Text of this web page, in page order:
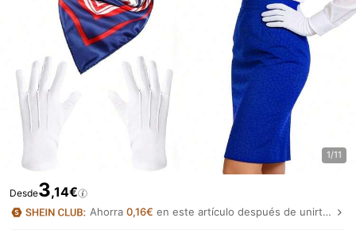
1/11
Desde3,14€
Ahorra 0,16€ en este artículo después de unirte.